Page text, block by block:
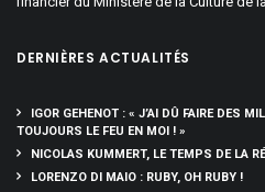
DERNIÈRES ACTUALITÉS
IGOR GEHENOT : « J’AI DÛ FAIRE DES
TOUJOURS LE FEU EN MOI ! »
NICOLAS KUMMERT, LE TEMPS DE LA
LORENZO DI MAIO : RUBY, OH RUBY !